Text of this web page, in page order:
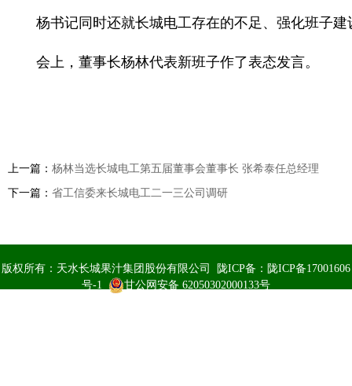
杨书记同时还就长城电工存在的不足、强化班子建
会上，董事长杨林代表新班子作了表态发言。
上一篇： 杨林当选长城电工第五届董事会董事长 张希泰任总经理
下一篇： 省工信委来长城电工二一三公司调研
版权所有：天水长城果汁集团股份有限公司 陇ICP备： 陇ICP备17001606
号-1
甘公网安备 62050302000133号